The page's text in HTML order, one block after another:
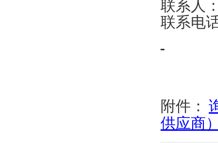
联系人
联系电
附件：
供应商